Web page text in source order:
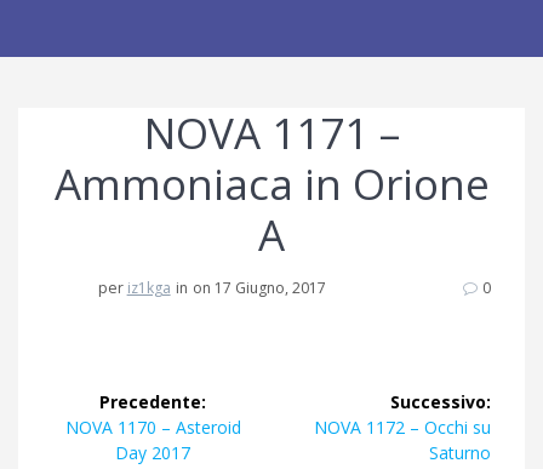
NOVA 1171 –
Ammoniaca in Orione
A
per iz1kga in on 17 Giugno, 2017 0
Navigazione
articoli
Precedente:
Articolo
precedente:
NOVA 1170 – Asteroid
Day 2017
Successivo:
Articolo
NOVA 1172 – Occhi su
Saturno